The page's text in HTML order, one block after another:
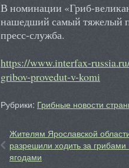
В номинации «Гриб-
нашедший самый тяжелый
пресс-служба.
https://www.interfax-
gribov-provedut-v-komi
Рубрики: Грибные новости
Жителям Ярославской
разрешили ходить за грибами
ягодами